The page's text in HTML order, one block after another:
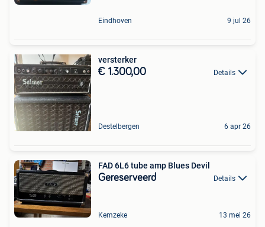
Eindhoven 9 jul 26
versterker
€ 1.300,00 Details
Destelbergen 6 apr 26
FAD 6L6 tube amp Blues Devil
Gereserveerd Details
Kemzeke 13 mei 26